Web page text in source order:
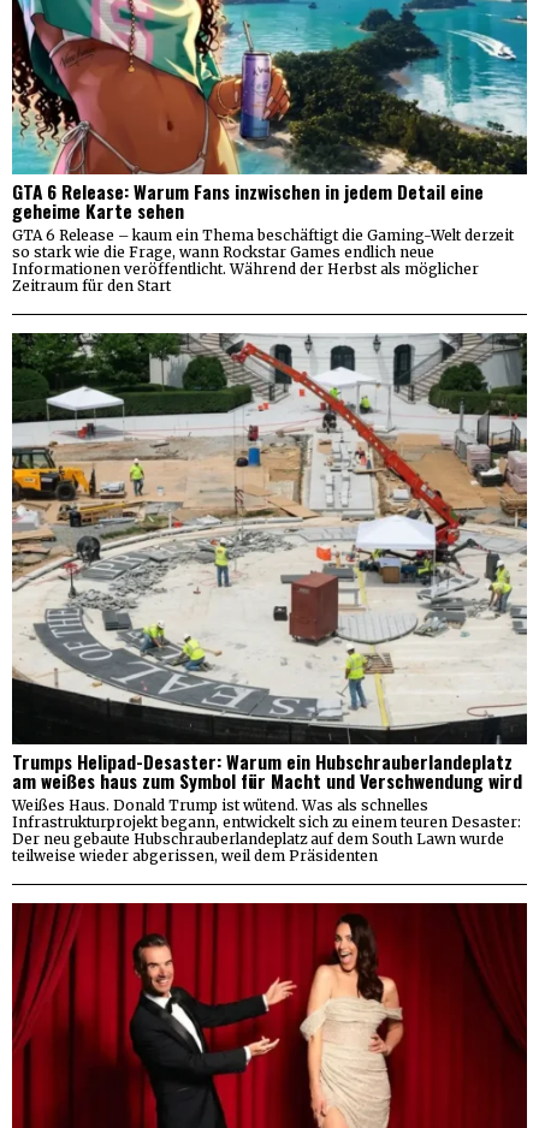
GTA 6 Release: Warum Fans inzwischen in jedem Detail eine
geheime Karte sehen
GTA 6 Release – kaum ein Thema beschäftigt die Gaming-Welt derzeit
so stark wie die Frage, wann Rockstar Games endlich neue
Informationen veröffentlicht. Während der Herbst als möglicher
Zeitraum für den Start
Trumps Helipad-Desaster: Warum ein Hubschrauberlandeplatz
am weißes haus zum Symbol für Macht und Verschwendung wird
Weißes Haus. Donald Trump ist wütend. Was als schnelles
Infrastrukturprojekt begann, entwickelt sich zu einem teuren Desaster:
Der neu gebaute Hubschrauberlandeplatz auf dem South Lawn wurde
teilweise wieder abgerissen, weil dem Präsidenten